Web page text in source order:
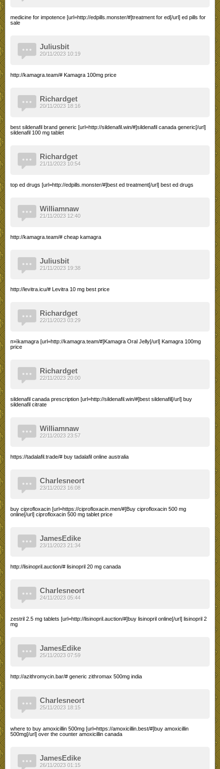
medicine for impotence [url=http://edpills.monster/#]treatment for ed[/url] ed pills for
sale
Juliusbit
http://kamagra.team/# Kamagra 100mg price
20/11/2023 10:19
Richardget
best sildenafil brand generic [url=http://sildenafil.win/#]sildenafil canada generic[/url]
sildenafil 100 mg tablet
20/11/2023 18:16
Richardget
top ed drugs [url=http://edpills.monster/#]best ed treatment[/url] best ed drugs
21/11/2023 10:54
Williamnaw
http://kamagra.team/# cheap kamagra
21/11/2023 12:40
Juliusbit
http://levitra.icu/# Levitra 10 mg best price
21/11/2023 19:38
Richardget
п»їkamagra [url=http://kamagra.team/#]Kamagra Oral Jelly[/url] Kamagra 100mg
price
22/11/2023 03:29
Richardget
sildenafil canada prescription [url=http://sildenafil.win/#]best sildenafil[/url] buy
sildenafil citrate
22/11/2023 20:00
Williamnaw
https://tadalafil.trade/# buy tadalafil online australia
22/11/2023 23:57
Charlesneort
buy ciprofloxacin [url=https://ciprofloxacin.men/#]Buy ciprofloxacin 500 mg
online[/url] ciprofloxacin 500 mg tablet price
23/11/2023 16:08
JamesEdike
http://lisinopril.auction/# lisinopril 20 mg canada
23/11/2023 21:34
Charlesneort
zestril 2.5 mg tablets [url=http://lisinopril.auction/#]buy lisinopril online[/url] lisinopril 2
mg
24/11/2023 05:44
JamesEdike
http://azithromycin.bar/# generic zithromax 500mg india
25/11/2023 07:59
Charlesneort
where to buy amoxicillin 500mg [url=https://amoxicillin.best/#]buy amoxicillin
500mg[/url] over the counter amoxicillin canada
25/11/2023 18:15
JamesEdike
26/11/2023 01:15